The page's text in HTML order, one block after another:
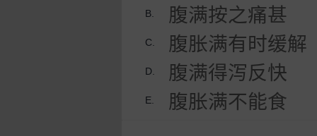
B. 腹满按之痛甚
C. 腹胀满有时缓解
D. 腹满得泻反快
E. 腹胀满不能食